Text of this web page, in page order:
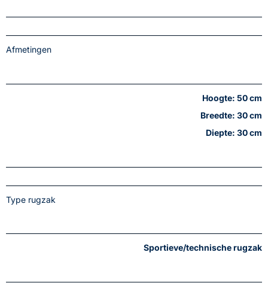
Afmetingen
Hoogte: 50 cm
Breedte: 30 cm
Diepte: 30 cm
Type rugzak
Sportieve/technische rugzak